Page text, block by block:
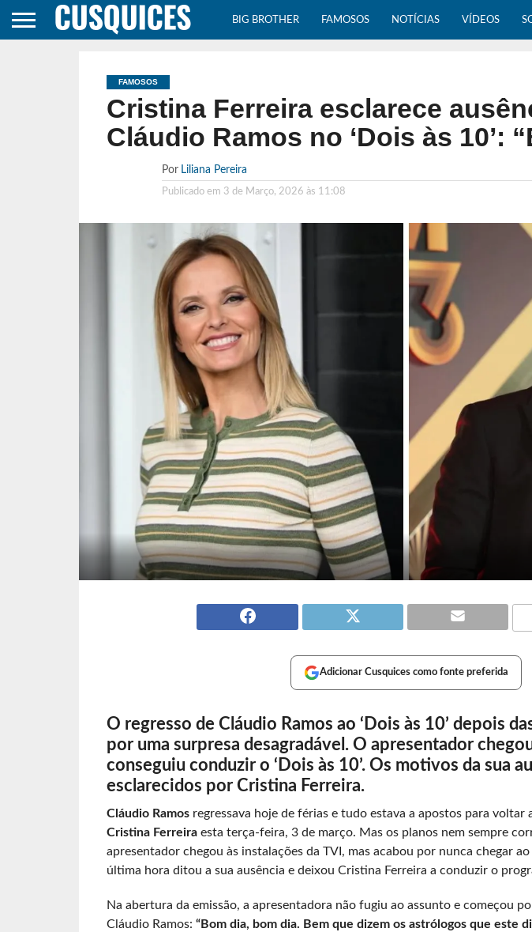
BIG BROTHER FAMOSOS NOTÍCIAS VÍDEOS
FAMOSOS
Cristina Ferreira esclarece
Cláudio Ramos no ‘Dois às 10’:
Por Liliana Pereira
Publicado em 3 de Março, 2026 às 11:08
Adicionar Cusquices como fonte preferida
O regresso de Cláudio Ramos ao ‘Dois às 10’ depois
por uma surpresa desagradável. O apresentador
conseguiu conduzir o ‘Dois às 10’. Os motivos da sua
esclarecidos por Cristina Ferreira.
Cláudio Ramosregressava hoje de férias e tudo estava a apostos para voltar
Cristina Ferreiraesta terça-feira, 3 de março. Mas os planos nem sempre
apresentador chegou às instalações da TVI, mas acabou por nunca chegar
última hora ditou a sua ausência e deixou Cristina Ferreira a conduzir o
Na abertura da emissão, a apresentadora não fugiu ao assunto e começou
Cláudio Ramos: “Bom dia, bom dia. Bem que dizem os astrólogos que este